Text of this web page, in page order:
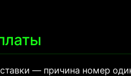
— причина номер